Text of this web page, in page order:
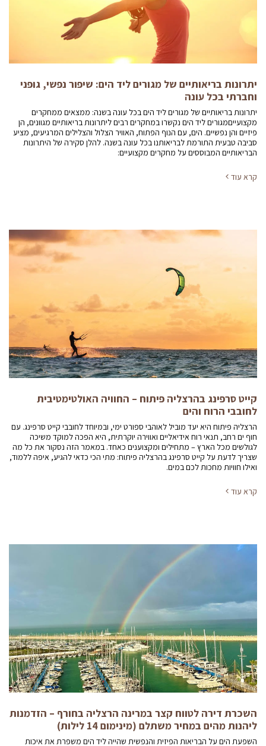
יתרונות בריאותיים של מגורים ליד הים: שיפור נפשי, גופני
וחברתי בכל עונה
יתרונות בריאותיים של מגורים ליד הים בכל עונה בשנה: ממצאים ממחקרים
מקצועייםמגורים ליד הים נקשרו במחקרים רבים ליתרונות בריאותיים מגוונים, הן
פיזיים והן נפשיים. הים, עם הנוף הפתוח, האוויר הצלול והצלילים המרגיעים, מציע
סביבה טבעית התורמת לבריאותנו בכל עונה בשנה. להלן סקירה של היתרונות
הבריאותיים המבוססים על מחקרים מקצועיים:
קרא עוד
קייט סרפינג בהרצליה פיתוח – החוויה האולטימטיבית
לחובבי הרוח והים
הרצליה פיתוח היא יעד מוביל לאוהבי ספורט ימי, ובמיוחד לחובבי קייט סרפינג. עם
חוף ים רחב, תנאי רוח אידיאליים ואווירה יוקרתית, היא הפכה למוקד משיכה
לגולשים מכל הארץ – מתחילים ומקצוענים כאחד. במאמר הזה נסקור את כל מה
שצריך לדעת על קייט סרפינג בהרצליה פיתוח: מתי הכי כדאי להגיע, איפה ללמוד,
ואילו חוויות מחכות לכם במים.
קרא עוד
השכרת דירה לטווח קצר במרינה הרצליה בחורף – הזדמנות
ליהנות מהים במחיר משתלם (מינימום 14 לילות)
השפעת הים על הבריאות הפיזית והנפשית שהייה ליד הים משפרת את איכות